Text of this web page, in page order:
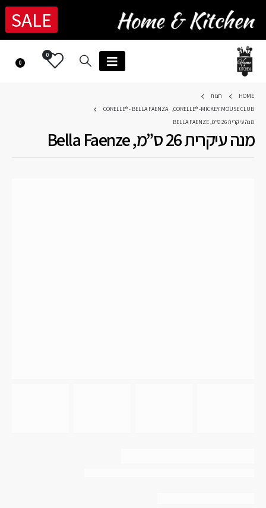
SALE
0
0
HOME
חנות
CORELLE® -MICKEY MOUSE CLUB
,
CORELLE® - BELLA FAENZA
מנה עיקרית 26 ס”מ, BELLA FAENZE
מנה עיקרית 26 ס”מ, Bella Faenze